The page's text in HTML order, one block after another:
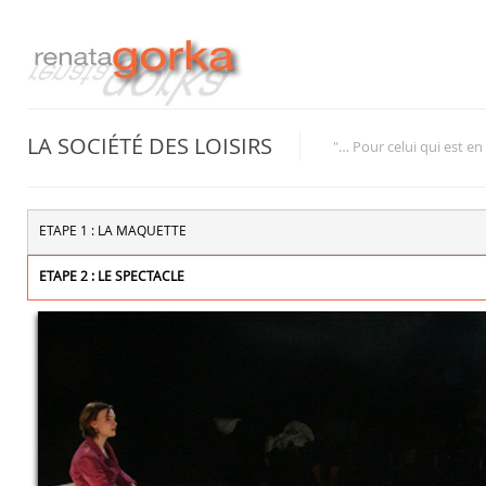
LA SOCIÉTÉ DES LOISIRS "… Pour celui qui est
ETAPE 1 : LA MAQUETTE
ETAPE 2 : LE SPECTACLE